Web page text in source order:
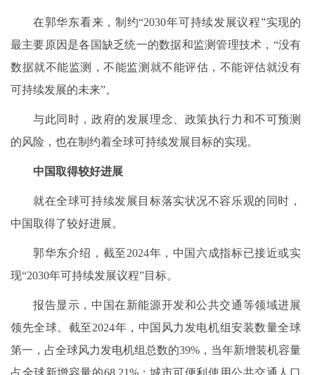
在郭华东看来，制约“2030年可持续发展议程”实现的
最主要原因是各国缺乏统一的数据和监测管理技术，“没有
数据就不能监测，不能监测就不能评估，不能评估就没有
可持续发展的未来”。
与此同时，政府的发展理念、政策执行力和不可预测
的风险，也在制约着全球可持续发展目标的实现。
中国取得较好进展
就在全球可持续发展目标落实状况不容乐观的同时，
中国取得了较好进展。
郭华东介绍，截至2024年，中国六成指标已接近或实
现“2030年可持续发展议程”目标。
报告显示，中国在新能源开发和公共交通等领域进展
领先全球。截至2024年，中国风力发电机组安装数量全球
第一，占全球风力发电机组总数的39%，当年新增装机容量